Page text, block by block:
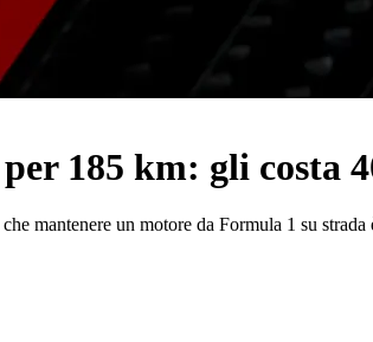
185 km: gli costa
mantenere un motore da Formula 1 su strada